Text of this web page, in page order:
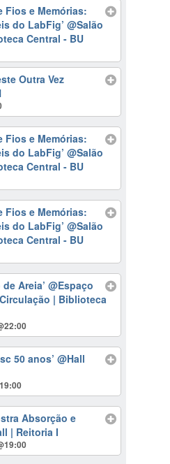
Fios e Memórias:
do LabFig’@Salão
Central - BU
Outra Vez
Fios e Memórias:
do LabFig’@Salão
Central - BU
Fios e Memórias:
do LabFig’@Salão
Central - BU
de Areia’@Espaço
| Biblioteca
50 anos’@Hall
Absorção e
| Reitoria I